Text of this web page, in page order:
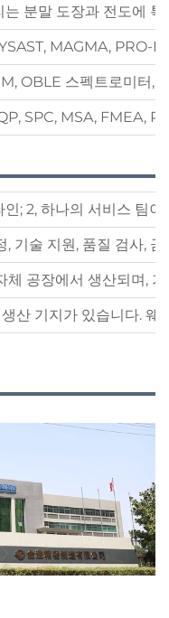
는 분말 도장과 전도에
MAGMA, PRO-
OBLE 스펙트로미터,
SPC, MSA, FMEA,
; 2, 하나의 서비스 팀
, 기술 지원, 품질 검사,
체 공장에서 생산되며,
산 기지가 있습니다.